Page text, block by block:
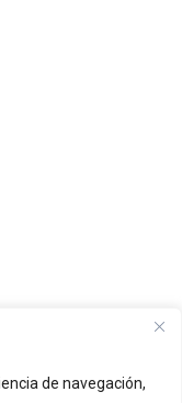
de navegación,